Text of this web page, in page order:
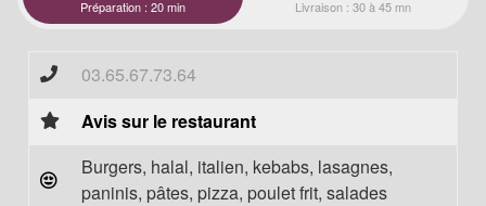
Préparation : 20 min Livraison : 30 à 45 mn
03.65.67.73.64
Avis sur le restaurant
Burgers, halal, italien, kebabs, lasagnes,
paninis, pâtes, pizza, poulet frit, salades